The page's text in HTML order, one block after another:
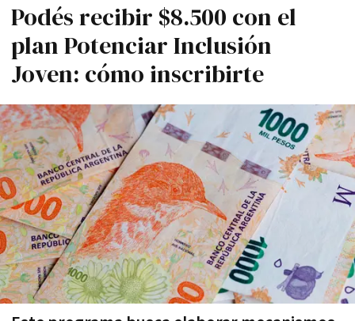
Podés recibir $8.500 con el
plan Potenciar Inclusión
Joven: cómo inscribirte